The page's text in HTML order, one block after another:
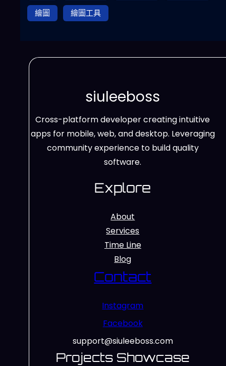
繪圖
繪圖工具
siuleeboss
Cross-platform developer creating intuitive
apps for mobile, web, and desktop. Leveraging
community experience to build quality
software.
Explore
About
Services
Time Line
Blog
Contact
Instagram
Facebook
support@siuleeboss.com
Projects Showcase